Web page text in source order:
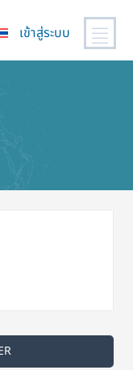
เข้าสู่ระบบ